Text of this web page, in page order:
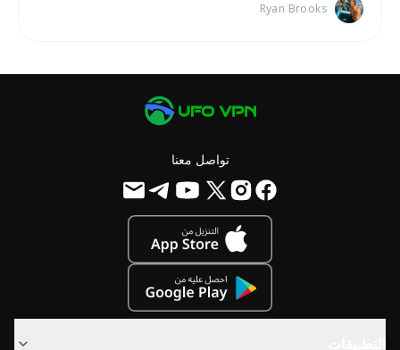
Ryan Brooks
تواصل معنا